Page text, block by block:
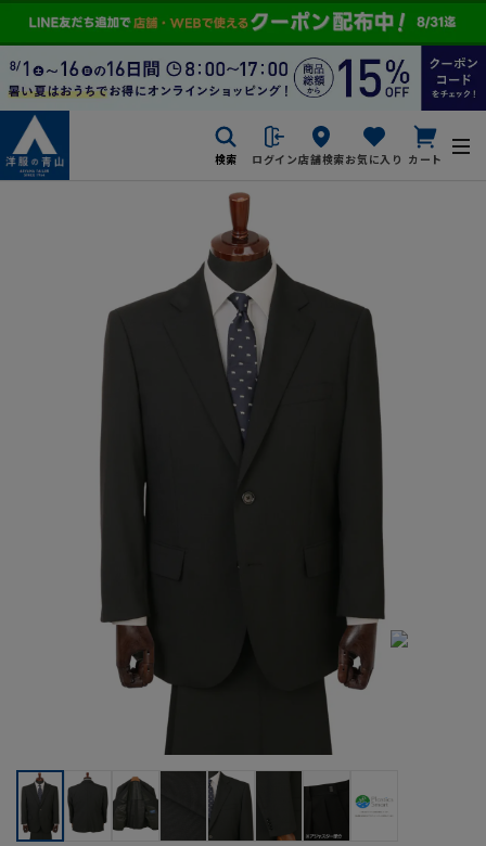
検索 ログイン店舗検索お気に入り カート